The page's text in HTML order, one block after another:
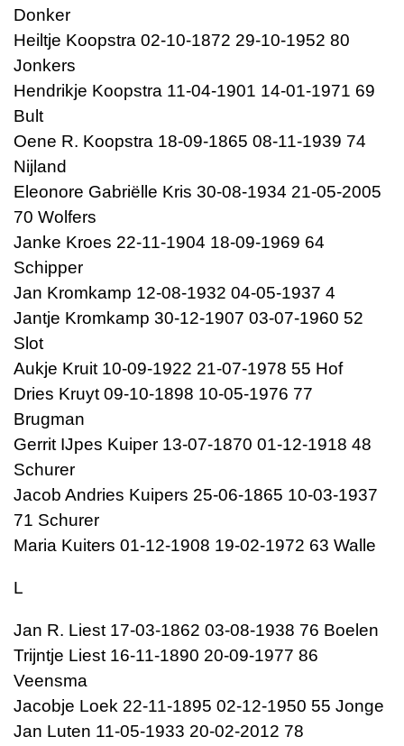
Donker
Heiltje Koopstra 02-10-1872 29-10-1952 80
Jonkers
Hendrikje Koopstra 11-04-1901 14-01-1971 69
Bult
Oene R. Koopstra 18-09-1865 08-11-1939 74
Nijland
Eleonore Gabriëlle Kris 30-08-1934 21-05-2005
70 Wolfers
Janke Kroes 22-11-1904 18-09-1969 64
Schipper
Jan Kromkamp 12-08-1932 04-05-1937 4
Jantje Kromkamp 30-12-1907 03-07-1960 52
Slot
Aukje Kruit 10-09-1922 21-07-1978 55 Hof
Dries Kruyt 09-10-1898 10-05-1976 77
Brugman
Gerrit IJpes Kuiper 13-07-1870 01-12-1918 48
Schurer
Jacob Andries Kuipers 25-06-1865 10-03-1937
71 Schurer
Maria Kuiters 01-12-1908 19-02-1972 63 Walle
L
Jan R. Liest 17-03-1862 03-08-1938 76 Boelen
Trijntje Liest 16-11-1890 20-09-1977 86
Veensma
Jacobje Loek 22-11-1895 02-12-1950 55 Jonge
Jan Luten 11-05-1933 20-02-2012 78